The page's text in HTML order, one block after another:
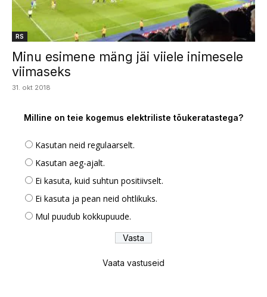
RS
Minu esimene mäng jäi viiele inimesele
viimaseks
31. okt 2018
Milline on teie kogemus elektriliste tõukeratastega?
Kasutan neid regulaarselt.
Kasutan aeg-ajalt.
Ei kasuta, kuid suhtun positiivselt.
Ei kasuta ja pean neid ohtlikuks.
Mul puudub kokkupuude.
Vaata vastuseid